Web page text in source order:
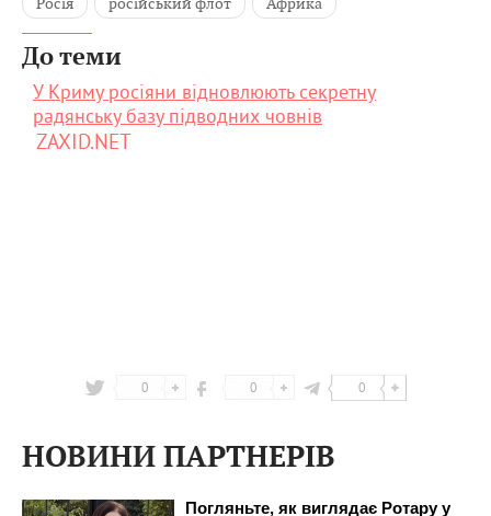
До теми
У Криму росіяни відновлюють секретну
радянську базу підводних човнів
ZAXID.NET
0 0 0
НОВИНИ ПАРТНЕРІВ